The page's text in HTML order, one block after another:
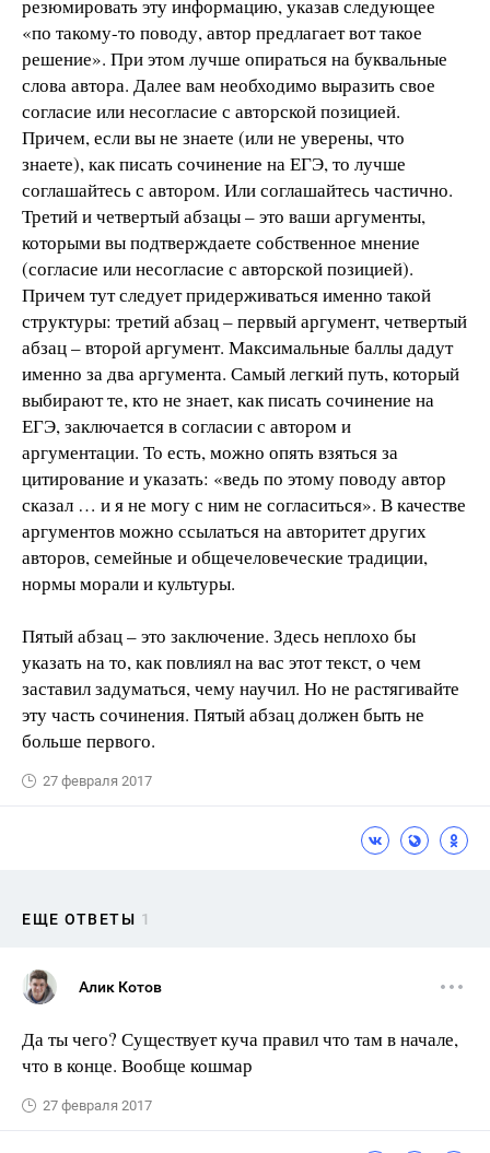
резюмировать эту информацию, указав следующее
«по такому-то поводу, автор предлагает вот такое
решение». При этом лучше опираться на буквальные
слова автора. Далее вам необходимо выразить свое
согласие или несогласие с авторской позицией.
Причем, если вы не знаете (или не уверены, что
знаете), как писать сочинение на ЕГЭ, то лучше
соглашайтесь с автором. Или соглашайтесь частично.
Третий и четвертый абзацы – это ваши аргументы,
которыми вы подтверждаете собственное мнение
(согласие или несогласие с авторской позицией).
Причем тут следует придерживаться именно такой
структуры: третий абзац – первый аргумент, четвертый
абзац – второй аргумент. Максимальные баллы дадут
именно за два аргумента. Самый легкий путь, который
выбирают те, кто не знает, как писать сочинение на
ЕГЭ, заключается в согласии с автором и
аргументации. То есть, можно опять взяться за
цитирование и указать: «ведь по этому поводу автор
сказал … и я не могу с ним не согласиться». В качестве
аргументов можно ссылаться на авторитет других
авторов, семейные и общечеловеческие традиции,
нормы морали и культуры.
Пятый абзац – это заключение. Здесь неплохо бы
указать на то, как повлиял на вас этот текст, о чем
заставил задуматься, чему научил. Но не растягивайте
эту часть сочинения. Пятый абзац должен быть не
больше первого.
27 февраля 2017
ЕЩЕ ОТВЕТЫ 1
Алик Котов
Да ты чего? Существует куча правил что там в начале,
что в конце. Вообще кошмар
27 февраля 2017